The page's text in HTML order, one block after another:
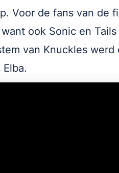
Voor de fans van de
ook Sonic en
van Knuckles werd